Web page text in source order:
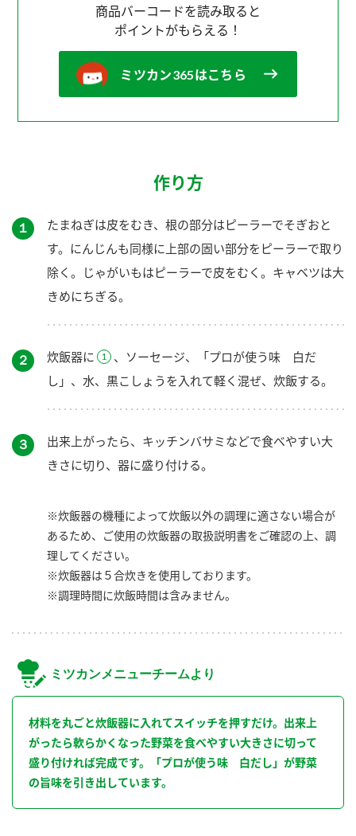
商品バーコードを読み取ると
ポイントがもらえる！
ミツカン365はこちら
作り方
１
たまねぎは皮をむき、根の部分はピーラーでそぎおと
す。にんじんも同様に上部の固い部分をピーラーで取り
除く。じゃがいもはピーラーで皮をむく。キャベツは大
きめにちぎる。
２ 炊飯器に
、ソーセージ、「プロが使う味 白だ
し」、水、黒こしょうを入れて軽く混ぜ、炊飯する。
３
出来上がったら、キッチンバサミなどで食べやすい大
きさに切り、器に盛り付ける。
※炊飯器の機種によって炊飯以外の調理に適さない場合が
あるため、ご使用の炊飯器の取扱説明書をご確認の上、調
理してください。
※炊飯器は５合炊きを使用しております。
※調理時間に炊飯時間は含みません。
ミツカンメニューチームより
材料を丸ごと炊飯器に入れてスイッチを押すだけ。出来上
がったら軟らかくなった野菜を食べやすい大きさに切って
盛り付ければ完成です。「プロが使う味 白だし」が野菜
の旨味を引き出しています。